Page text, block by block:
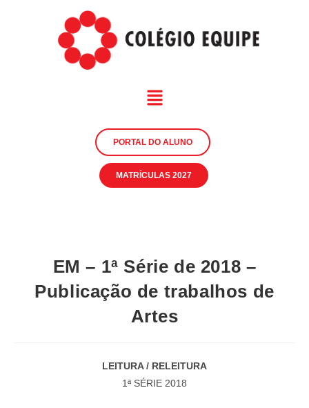
PORTAL DO ALUNO
MATRÍCULAS 2027
EM – 1ª Série de 2018 –
Publicação de trabalhos de
Artes
LEITURA / RELEITURA
1ª SÉRIE 2018